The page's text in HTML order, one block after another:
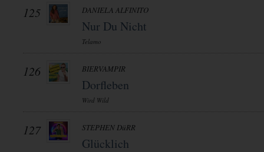
125 DANIELA ALFINITO
Nur Du Nicht
Telamo
126 BIERVAMPIR
Dorfleben
Wird Wild
127 STEPHEN DüRR
Glücklich